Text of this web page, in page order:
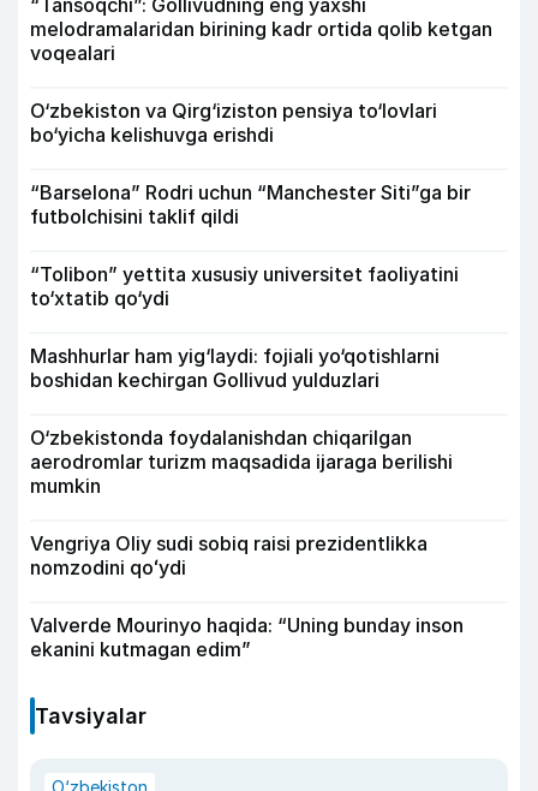
“Tansoqchi”: Gollivudning eng yaxshi
melodramalaridan birining kadr ortida qolib ketgan
voqealari
O‘zbekiston va Qirg‘iziston pensiya to‘lovlari
bo‘yicha kelishuvga erishdi
“Barselona” Rodri uchun “Manchester Siti”ga bir
futbolchisini taklif qildi
“Tolibon” yettita xususiy universitet faoliyatini
to‘xtatib qo‘ydi
Mashhurlar ham yig‘laydi: fojiali yo‘qotishlarni
boshidan kechirgan Gollivud yulduzlari
O‘zbekistonda foydalanishdan chiqarilgan
aerodromlar turizm maqsadida ijaraga berilishi
mumkin
Vengriya Oliy sudi sobiq raisi prezidentlikka
nomzodini qoʻydi
Valverde Mourinyo haqida: “Uning bunday inson
ekanini kutmagan edim”
Tavsiyalar